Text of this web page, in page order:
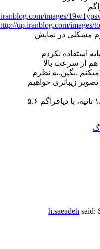
images/
up.iranblog.com/images/
مشکلی در نمایش
استفاده نکردم
هم از سرعت بالا
میکنم .بگین.به نظرم
زیباتری خواهیم
البته exif عکس میگه ۱/۶۰ ثانیه، با دیافراگم ۵.۶
h.saeadeh said: